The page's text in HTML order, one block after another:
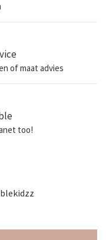
of maat advies
too!